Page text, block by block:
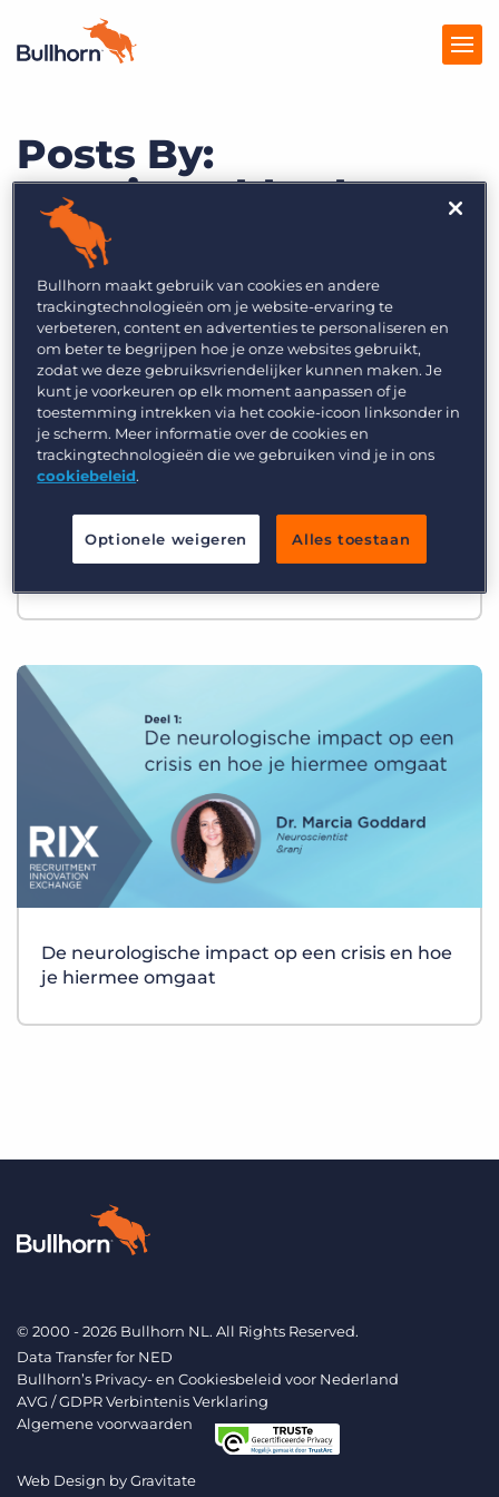
Producten
Prijzen
Kennisbank
Marketplace
Over Ons
Vraag een demo aan Inloggen
Posts By:
marciagoddard
Behoud een gezonde balans tussen werk en
De neurologische impact op een crisis en hoe
je hiermee omgaat
© 2000 - 2026 Bullhorn NL. All Rights Reserved.
Data Transfer for NED
Bullhorn’s Privacy- en Cookiesbeleid voor Nederland
AVG / GDPR Verbintenis Verklaring
Algemene voorwaarden
Web Design byGravitate
Bullhorn maakt gebruik van cookies en andere
trackingtechnologieën om je website-ervaring te
verbeteren, content en advertenties te personaliseren en
om beter te begrijpen hoe je onze websites gebruikt,
zodat we deze gebruiksvriendelijker kunnen maken. Je
kunt je voorkeuren op elk moment aanpassen of je
toestemming intrekken via het cookie-icoon linksonder in
je scherm. Meer informatie over de cookies en
trackingtechnologieën die we gebruiken vind je in ons
cookiebeleid.
Optionele weigeren Alles toestaan